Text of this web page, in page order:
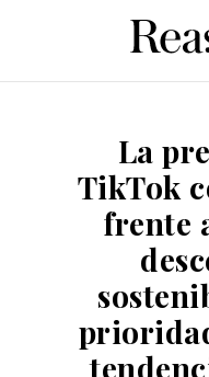
La
TikTok
frente